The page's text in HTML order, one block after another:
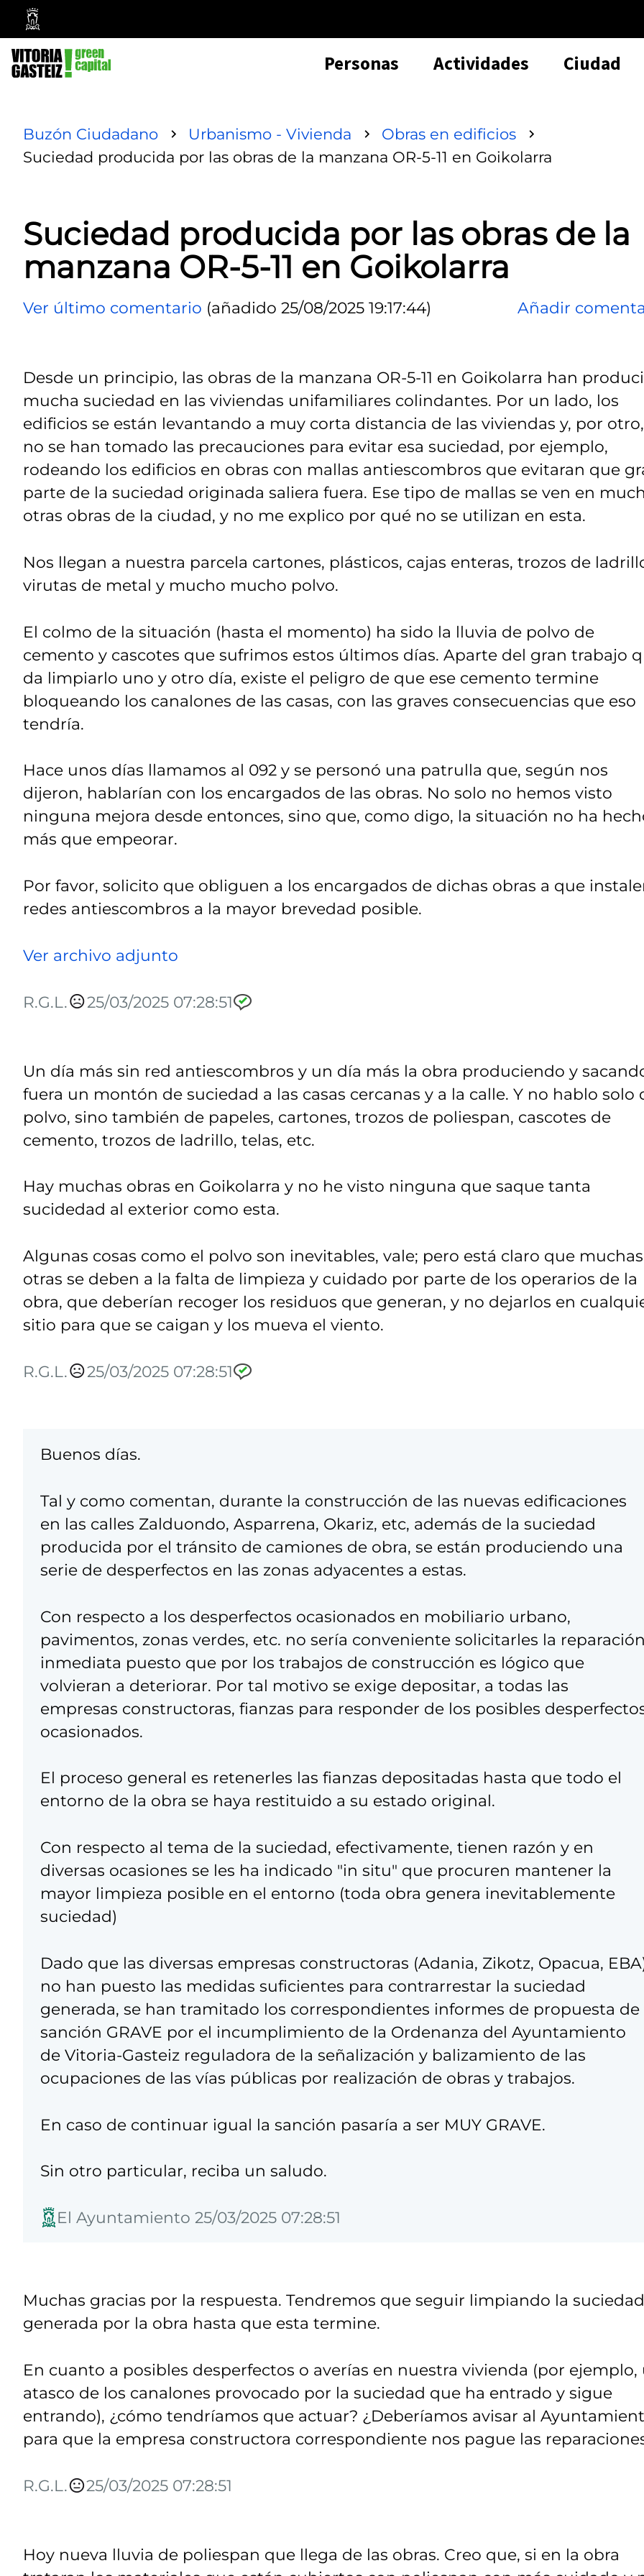
Ayuntamiento
Vitoria-
Gasteiz
Personas Actividades Ciudad
Buzón Ciudadano Urbanismo - Vivienda
Obras en edificios
Suciedad producida por las obras de la manzana OR-5-11 en Goikolarra
Suciedad producida por las obras de la
manzana OR-5-11 en Goikolarra
Ver último comentario (añadido 25/08/2025 19:17:44) Añadir
Desde un principio, las obras de la manzana OR-5-11 en Goikolarra han
mucha suciedad en las viviendas unifamiliares colindantes. Por un lado, los
edificios se están levantando a muy corta distancia de las viviendas y, por otro,
no se han tomado las precauciones para evitar esa suciedad, por ejemplo,
rodeando los edificios en obras con mallas antiescombros que evitaran que
parte de la suciedad originada saliera fuera. Ese tipo de mallas se ven en
otras obras de la ciudad, y no me explico por qué no se utilizan en esta.
Nos llegan a nuestra parcela cartones, plásticos, cajas enteras, trozos de
virutas de metal y mucho mucho polvo.
El colmo de la situación (hasta el momento) ha sido la lluvia de polvo de
cemento y cascotes que sufrimos estos últimos días. Aparte del gran trabajo
da limpiarlo uno y otro día, existe el peligro de que ese cemento termine
bloqueando los canalones de las casas, con las graves consecuencias que eso
tendría.
Hace unos días llamamos al 092 y se personó una patrulla que, según nos
dijeron, hablarían con los encargados de las obras. No solo no hemos visto
ninguna mejora desde entonces, sino que, como digo, la situación no ha
más que empeorar.
Por favor, solicito que obliguen a los encargados de dichas obras a que
redes antiescombros a la mayor brevedad posible.
Ver archivo adjunto
R.G.L. 25/03/2025 07:28:51
Un día más sin red antiescombros y un día más la obra produciendo y
fuera un montón de suciedad a las casas cercanas y a la calle. Y no hablo solo
polvo, sino también de papeles, cartones, trozos de poliespan, cascotes de
cemento, trozos de ladrillo, telas, etc.
Hay muchas obras en Goikolarra y no he visto ninguna que saque tanta
sucidedad al exterior como esta.
Algunas cosas como el polvo son inevitables, vale; pero está claro que muchas
otras se deben a la falta de limpieza y cuidado por parte de los operarios de la
obra, que deberían recoger los residuos que generan, y no dejarlos en
sitio para que se caigan y los mueva el viento.
R.G.L. 25/03/2025 07:28:51
Buenos días.
Tal y como comentan, durante la construcción de las nuevas edificaciones
en las calles Zalduondo, Asparrena, Okariz, etc, además de la suciedad
producida por el tránsito de camiones de obra, se están produciendo una
serie de desperfectos en las zonas adyacentes a estas.
Con respecto a los desperfectos ocasionados en mobiliario urbano,
pavimentos, zonas verdes, etc. no sería conveniente solicitarles la
inmediata puesto que por los trabajos de construcción es lógico que
volvieran a deteriorar. Por tal motivo se exige depositar, a todas las
empresas constructoras, fianzas para responder de los posibles
ocasionados.
El proceso general es retenerles las fianzas depositadas hasta que todo el
entorno de la obra se haya restituido a su estado original.
Con respecto al tema de la suciedad, efectivamente, tienen razón y en
diversas ocasiones se les ha indicado "in situ" que procuren mantener la
mayor limpieza posible en el entorno (toda obra genera inevitablemente
suciedad)
Dado que las diversas empresas constructoras (Adania, Zikotz, Opacua,
no han puesto las medidas suficientes para contrarrestar la suciedad
generada, se han tramitado los correspondientes informes de propuesta de
sanción GRAVE por el incumplimiento de la Ordenanza del Ayuntamiento
de Vitoria-Gasteiz reguladora de la señalización y balizamiento de las
ocupaciones de las vías públicas por realización de obras y trabajos.
En caso de continuar igual la sanción pasaría a ser MUY GRAVE.
Sin otro particular, reciba un saludo.
El Ayuntamiento 25/03/2025 07:28:51
Muchas gracias por la respuesta. Tendremos que seguir limpiando la suciedad
generada por la obra hasta que esta termine.
En cuanto a posibles desperfectos o averías en nuestra vivienda (por ejemplo,
atasco de los canalones provocado por la suciedad que ha entrado y sigue
entrando), ¿cómo tendríamos que actuar? ¿Deberíamos avisar al
para que la empresa constructora correspondiente nos pague las
R.G.L. 25/03/2025 07:28:51
Hoy nueva lluvia de poliespan que llega de las obras. Creo que, si en la obra